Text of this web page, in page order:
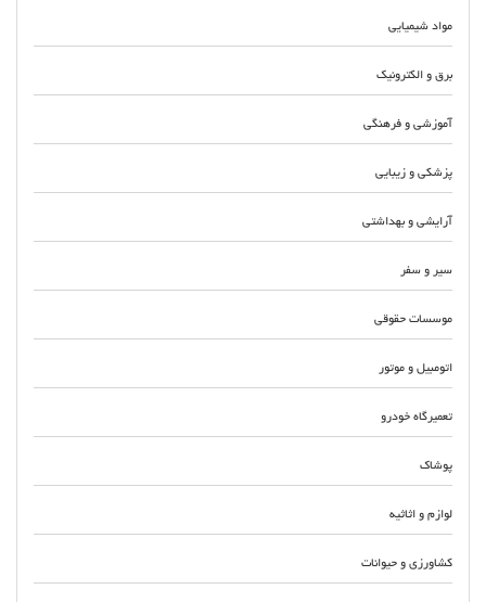
مواد شیمیایی
برق و الکترونیک
آموزشی و فرهنگی
پزشکی و زیبایی
آرایشی و بهداشتی
سیر و سفر
موسسات حقوقی
اتومبیل و موتور
تعمیرگاه خودرو
پوشاک
لوازم و اثاثیه
کشاورزی و حیوانات